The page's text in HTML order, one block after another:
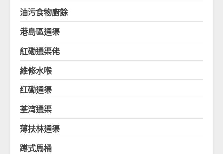
油污食物廚餘
港島區通渠
紅磡通渠佬
維修水喉
红磡通渠
荃湾通渠
薄扶林通渠
蹲式馬桶